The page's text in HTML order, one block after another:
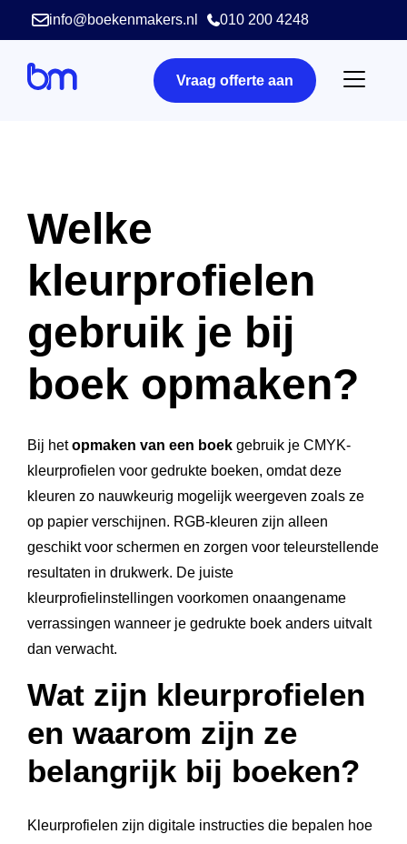
info@boekenmakers.nl 010 200 4248
Vraag offerte aan
Welke
kleurprofielen
gebruik je bij
boek opmaken?
Bij hetopmaken van een boek gebruik je CMYK-
kleurprofielen voor gedrukte boeken, omdat deze
kleuren zo nauwkeurig mogelijk weergeven zoals ze
op papier verschijnen. RGB-kleuren zijn alleen
geschikt voor schermen en zorgen voor teleurstellende
resultaten in drukwerk. De juiste
kleurprofielinstellingen voorkomen onaangename
verrassingen wanneer je gedrukte boek anders uitvalt
dan verwacht.
Wat zijn kleurprofielen
en waarom zijn ze
belangrijk bij boeken?
Kleurprofielen zijn digitale instructies die bepalen hoe